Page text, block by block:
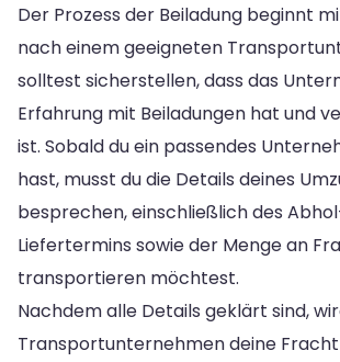
Der Prozess der Beiladung beginnt
nach einem geeigneten
solltest sicherstellen, dass das
Erfahrung mit Beiladungen hat und
ist. Sobald du ein passendes
hast, musst du die Details deines
besprechen, einschließlich des
Liefertermins sowie der Menge an
transportieren möchtest.
Nachdem alle Details geklärt sind,
Transportunternehmen deine